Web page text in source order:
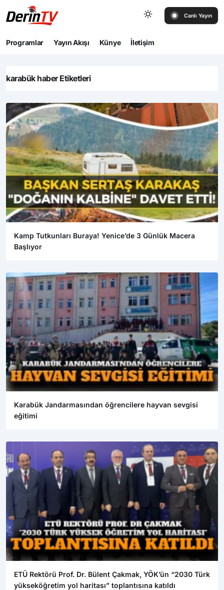
Canlı Yayın
Programlar Yayın Akışı Künye İletişim
karabük haber Etiketleri
Kamp Tutkunları Buraya! Yenice’de 3 Günlük Macera
Başlıyor
Karabük Jandarmasından öğrencilere hayvan sevgisi
eğitimi
ETÜ Rektörü Prof. Dr. Bülent Çakmak, YÖK’ün “2030 Türk
yükseköğretim yol haritası” toplantısına katıldı